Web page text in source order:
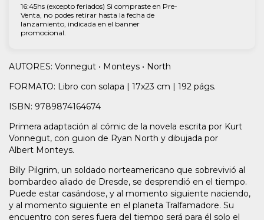
16:45hs (excepto feriados) Si compraste en Pre-
Venta, no podes retirar hasta la fecha de
lanzamiento, indicada en el banner
promocional.
AUTORES: Vonnegut • Monteys • North
FORMATO: Libro con solapa | 17x23 cm | 192 págs.
ISBN: 9789874164674
Primera adaptación al cómic de la novela escrita por Kurt
Vonnegut, con guion de Ryan North y dibujada por
Albert Monteys.
Billy Pilgrim, un soldado norteamericano que sobrevivió al
bombardeo aliado de Dresde, se desprendió en el tiempo.
Puede estar casándose, y al momento siguiente naciendo,
y al momento siguiente en el planeta Tralfamadore. Su
encuentro con seres fuera del tiempo será para él solo el